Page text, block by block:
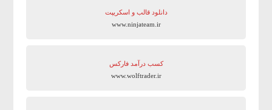
دانلود قالب و اسکریپت
www.ninjateam.ir
کسب درآمد فارکس
www.wolftrader.ir